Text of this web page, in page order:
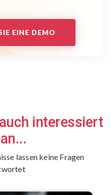
EINE DEMO
interessiert
lassen keine Fragen